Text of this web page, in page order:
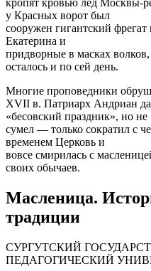
кропят кровью лед Москвы-
у Красных ворот был
сооружен гигантский
Екатерина и
придворные в масках
осталось и по сей день.
Многие проповедники
XVII в. Патриарх Андриан
«бесовский праздник», но не
сумел — только сократил с
временем Церковь и
вовсе смирилась с
своих обычаев.
Масленица.
традиции
СУРГУТСКИЙ
ПЕДАГОГИЧЕСКИЙ